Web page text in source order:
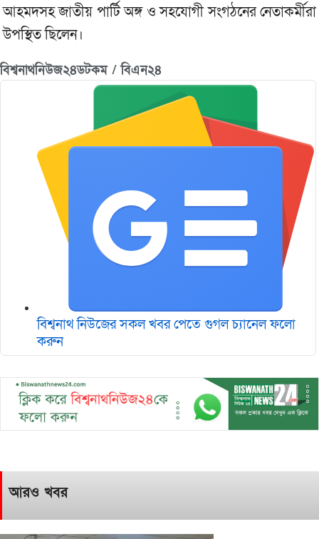
আহমদসহ জাতীয় পার্টি অঙ্গ ও সহযোগী সংগঠনের নেতাকর্মীরা
উপস্থিত ছিলেন।
বিশ্বনাথনিউজ২৪ডটকম / বিএন২৪
বিশ্বনাথ নিউজের সকল খবর পেতে গুগল চ‌্যানেল ফলো
করুন
আরও খবর